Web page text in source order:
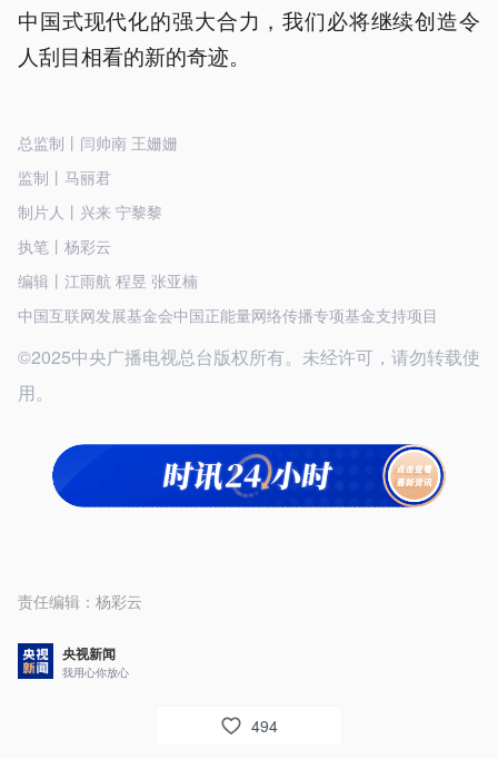
中国式现代化的强大合力，我们必将继续创造令
人刮目相看的新的奇迹。
总监制丨闫帅南 王姗姗
监制丨马丽君
制片人丨兴来 宁黎黎
执笔丨杨彩云
编辑丨江雨航 程昱 张亚楠
中国互联网发展基金会中国正能量网络传播专项基金支持项目
©2025中央广播电视总台版权所有。未经许可，请勿转载使
用。
责任编辑： 杨彩云
央视新闻
我用心你放心
494